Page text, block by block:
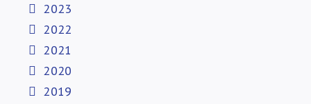
2023
2022
2021
2020
2019